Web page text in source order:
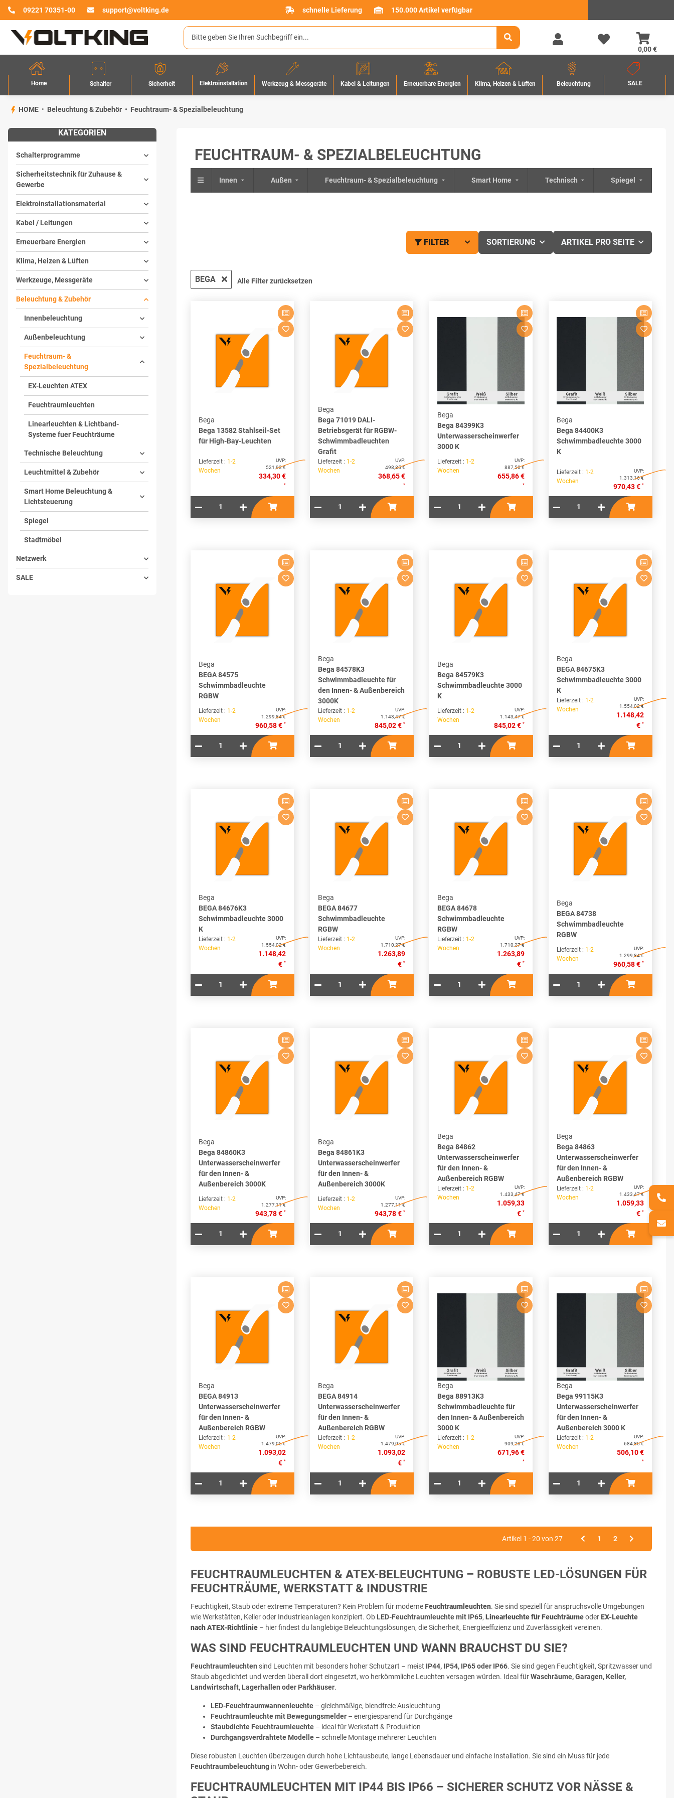
09221 70351-00 support@voltking.de schnelle Lieferung 150.000 Artikel verfügbar
0,00 €
Home Schalter Sicherheit Elektroinstallation Werkzeug & Messgeräte Kabel & Leitungen Erneuerbare Energien Klima, Heizen & Lüften Beleuchtung SALE
HOME Beleuchtung & Zubehör Feuchtraum- & Spezialbeleuchtung
FEUCHTRAUM- & SPEZIALBELEUCHTUNG
Innen Außen Feuchtraum- & Spezialbeleuchtung Smart Home Technisch Spiegel
FILTER SORTIERUNG ARTIKEL PRO SEITE
BEGA Alle Filter zurücksetzen
Bega
Bega 13582 Stahlseil-Set
für High-Bay-Leuchten
Lieferzeit : 1-2
Wochen
UVP:
521,93 €
334,30 €
*
Bega
Bega 71019 DALI-
Betriebsgerät für RGBW-
Schwimmbadleuchten
Grafit
Lieferzeit : 1-2
Wochen
UVP:
498,85 €
368,65 €
*
Bega
Bega 84399K3
Unterwasserscheinwerfer
3000 K
Lieferzeit : 1-2
Wochen
UVP:
887,50 €
655,86 €
*
Bega
Bega 84400K3
Schwimmbadleuchte 3000
K
Lieferzeit : 1-2
Wochen
UVP:
1.313,16 €
970,43 € *
Bega
BEGA 84575
Schwimmbadleuchte
RGBW
Lieferzeit : 1-2
Wochen
UVP:
1.299,84 €
960,58 € *
Bega
Bega 84578K3
Schwimmbadleuchte für
den Innen- & Außenbereich
3000K
Lieferzeit : 1-2
Wochen
UVP:
1.143,47 €
845,02 € *
Bega
Bega 84579K3
Schwimmbadleuchte 3000
K
Lieferzeit : 1-2
Wochen
UVP:
1.143,47 €
845,02 € *
Bega
BEGA 84675K3
Schwimmbadleuchte 3000
K
Lieferzeit : 1-2
Wochen
UVP:
1.554,02 €
1.148,42
€ *
Bega
BEGA 84676K3
Schwimmbadleuchte 3000
K
Lieferzeit : 1-2
Wochen
UVP:
1.554,02 €
1.148,42
€ *
Bega
BEGA 84677
Schwimmbadleuchte
RGBW
Lieferzeit : 1-2
Wochen
UVP:
1.710,27 €
1.263,89
€ *
Bega
BEGA 84678
Schwimmbadleuchte
RGBW
Lieferzeit : 1-2
Wochen
UVP:
1.710,27 €
1.263,89
€ *
Bega
BEGA 84738
Schwimmbadleuchte
RGBW
Lieferzeit : 1-2
Wochen
UVP:
1.299,84 €
960,58 € *
Bega
Bega 84860K3
Unterwasserscheinwerfer
für den Innen- &
Außenbereich 3000K
Lieferzeit : 1-2
Wochen
UVP:
1.277,11 €
943,78 € *
Bega
Bega 84861K3
Unterwasserscheinwerfer
für den Innen- &
Außenbereich 3000K
Lieferzeit : 1-2
Wochen
UVP:
1.277,11 €
943,78 € *
Bega
Bega 84862
Unterwasserscheinwerfer
für den Innen- &
Außenbereich RGBW
Lieferzeit : 1-2
Wochen
UVP:
1.433,47 €
1.059,33
€ *
Bega
Bega 84863
Unterwasserscheinwerfer
für den Innen- &
Außenbereich RGBW
Lieferzeit : 1-2
Wochen
UVP:
1.433,47 €
1.059,33
€ *
Bega
BEGA 84913
Unterwasserscheinwerfer
für den Innen- &
Außenbereich RGBW
Lieferzeit : 1-2
Wochen
UVP:
1.479,05 €
1.093,02
€ *
Bega
BEGA 84914
Unterwasserscheinwerfer
für den Innen- &
Außenbereich RGBW
Lieferzeit : 1-2
Wochen
UVP:
1.479,05 €
1.093,02
€ *
Bega
Bega 88913K3
Schwimmbadleuchte für
den Innen- & Außenbereich
3000 K
Lieferzeit : 1-2
Wochen
UVP:
909,28 €
671,96 €
*
Bega
Bega 99115K3
Unterwasserscheinwerfer
für den Innen- &
Außenbereich 3000 K
Lieferzeit : 1-2
Wochen
UVP:
684,85 €
506,10 €
*
Artikel 1 - 20 von 27 1 2
FEUCHTRAUMLEUCHTEN & ATEX-BELEUCHTUNG – ROBUSTE LED-LÖSUNGEN FÜR
FEUCHTRÄUME, WERKSTATT & INDUSTRIE
Feuchtigkeit, Staub oder extreme Temperaturen? Kein Problem für moderneFeuchtraumleuchten. Sie sind speziell für anspruchsvolle Umgebungen
wie Werkstätten, Keller oder Industrieanlagen konzipiert. Ob LED-Feuchtraumleuchte mit IP65, Linearleuchte für FeuchträumeoderEX-Leuchte
nach ATEX-Richtlinie – hier findest du langlebige Beleuchtungslösungen, die Sicherheit, Energieeffizienz und Zuverlässigkeit vereinen.
WAS SIND FEUCHTRAUMLEUCHTEN UND WANN BRAUCHST DU SIE?
Feuchtraumleuchten sind Leuchten mit besonders hoher Schutzart – meist IP44, IP54, IP65 oder IP66. Sie sind gegen Feuchtigkeit, Spritzwasser und
Staub abgedichtet und werden überall dort eingesetzt, wo herkömmliche Leuchten versagen würden. Ideal fürWaschräume, Garagen, Keller,
Landwirtschaft, Lagerhallen oder Parkhäuser.
LED-Feuchtraumwannenleuchte – gleichmäßige, blendfreie Ausleuchtung
Feuchtraumleuchte mit Bewegungsmelder – energiesparend für Durchgänge
Staubdichte Feuchtraumleuchte – ideal für Werkstatt & Produktion
Durchgangsverdrahtete Modelle – schnelle Montage mehrerer Leuchten
Diese robusten Leuchten überzeugen durch hohe Lichtausbeute, lange Lebensdauer und einfache Installation. Sie sind ein Muss für jede
Feuchtraumbeleuchtung in Wohn- oder Gewerbebereich.
FEUCHTRAUMLEUCHTEN MIT IP44 BIS IP66 – SICHERER SCHUTZ VOR NÄSSE &
KATEGORIEN
Schalterprogramme
Sicherheitstechnik für Zuhause &
Gewerbe
Elektroinstallationsmaterial
Kabel / Leitungen
Erneuerbare Energien
Klima, Heizen & Lüften
Werkzeuge, Messgeräte
Beleuchtung & Zubehör
Innenbeleuchtung
Außenbeleuchtung
Feuchtraum- &
Spezialbeleuchtung
EX-Leuchten ATEX
Feuchtraumleuchten
Linearleuchten & Lichtband-
Systeme fuer Feuchträume
Technische Beleuchtung
Leuchtmittel & Zubehör
Smart Home Beleuchtung &
Lichtsteuerung
Spiegel
Stadtmöbel
Netzwerk
SALE